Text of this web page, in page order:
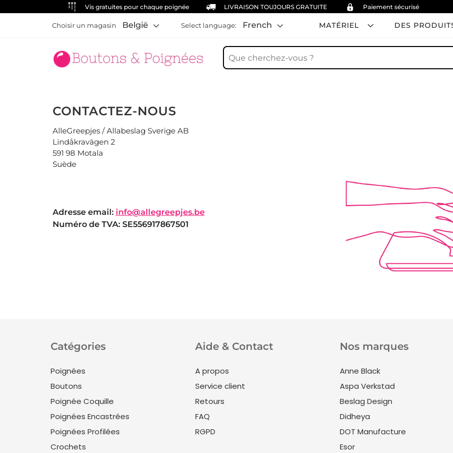
Vis gratuites pour chaque poignée LIVRAISON TOUJOURS GRATUITE Paiement sécurisé
MATÉRIEL DES
Choisir un magasin België Select language: French
Chercher
CONTACTEZ-NOUS
AlleGreepjes / Allabeslag Sverige AB
Lindåkravägen 2
591 98 Motala
Suède
Adresse email: info@allegreepjes.be
Numéro de TVA: SE556917867501
Catégories
Poignées
Boutons
Poignée Coquille
Poignées Encastrées
Poignées Profilées
Crochets
Aide & Contact
A propos
Service client
Retours
FAQ
RGPD
Nos marques
Anne Black
Aspa Verkstad
Beslag Design
Didheya
DOT Manufacture
Esor